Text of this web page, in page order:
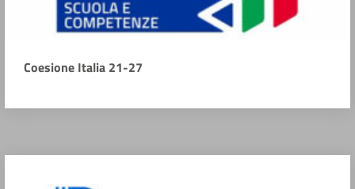
Coesione Italia 21-27